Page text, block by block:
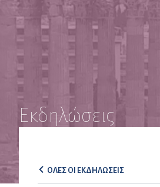
Εκδηλώσεις
ΟΛΕΣ ΟΙ ΕΚΔΗΛΩΣΕΙΣ